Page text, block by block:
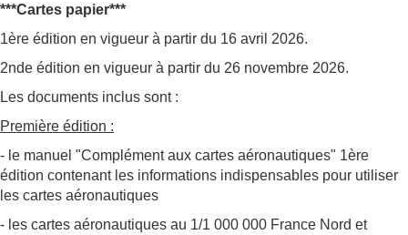
***Cartes papier***
1ère édition en vigueur à partir du 16 avril 2026.
2nde édition en vigueur à partir du 26 novembre 2026.
Les documents inclus sont :
Première édition :
- le manuel "Complément aux cartes aéronautiques" 1ère
édition contenant les informations indispensables pour utiliser
les cartes aéronautiques
- les cartes aéronautiques au 1/1 000 000 France Nord et